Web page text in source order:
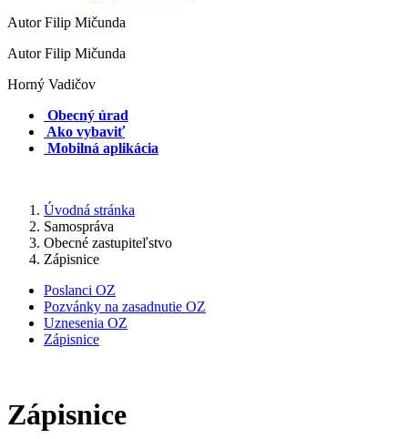
Autor Filip Mičunda
Autor Filip Mičunda
Horný Vadičov
Obecný úrad
Ako vybaviť
Mobilná aplikácia
Úvodná stránka
Samospráva
Obecné zastupiteľstvo
Zápisnice
Poslanci OZ
Pozvánky na zasadnutie OZ
Uznesenia OZ
Zápisnice
Zápisnice